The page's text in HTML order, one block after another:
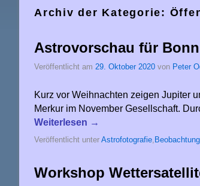
Archiv der Kategorie:
Astrovorschau für
Veröffentlicht am 29. Oktober 2020 von Peter
Kurz vor Weihnachten zeigen Jupiter
Merkur im November Gesellschaft.
Weiterlesen →
Veröffentlicht unter Astrofotografie
Workshop